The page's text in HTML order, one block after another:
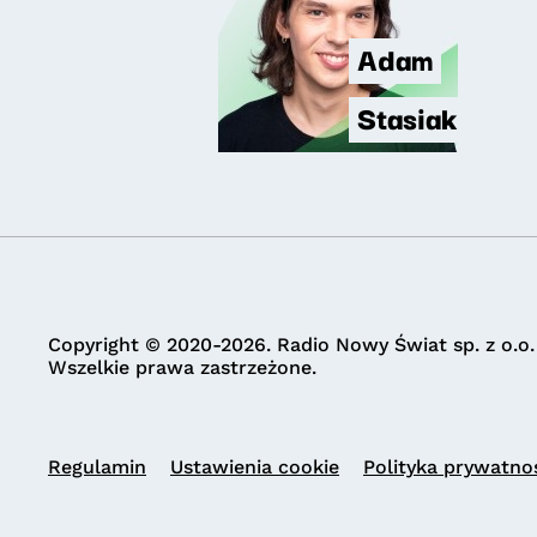
Adam
Stasiak
Copyright © 2020-2026. Radio Nowy Świat sp. z o.o.
Wszelkie prawa zastrzeżone.
Regulamin Ustawienia cookie Polityka